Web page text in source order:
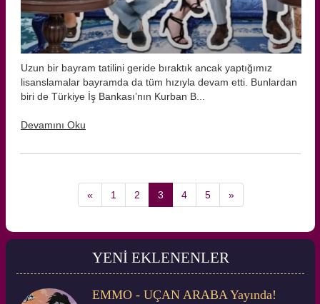
Uzun bir bayram tatilini geride bıraktık ancak yaptığımız
lisanslamalar bayramda da tüm hızıyla devam etti. Bunlardan
biri de Türkiye İş Bankası’nın Kurban B...
Devamını Oku
« 1 2 3 4 5 »
YENİ EKLENENLER
EMMO - UÇAN ARABA Yayında!